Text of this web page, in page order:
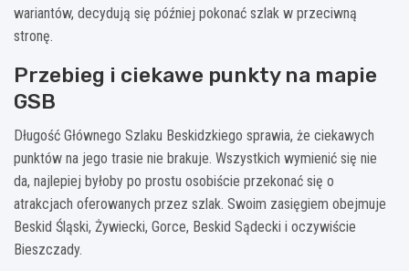
wariantów, decydują się później pokonać szlak w przeciwną
stronę.
Przebieg i ciekawe punkty na mapie
GSB
Długość Głównego Szlaku Beskidzkiego sprawia, że ciekawych
punktów na jego trasie nie brakuje. Wszystkich wymienić się nie
da, najlepiej byłoby po prostu osobiście przekonać się o
atrakcjach oferowanych przez szlak. Swoim zasięgiem obejmuje
Beskid Śląski, Żywiecki, Gorce, Beskid Sądecki i oczywiście
Bieszczady.